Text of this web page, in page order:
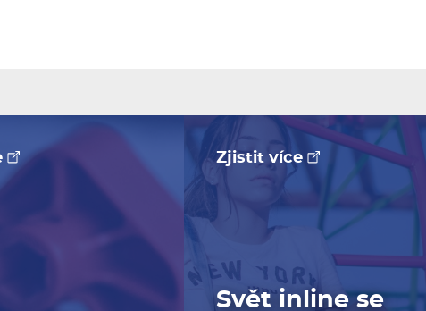
Zjistit více
Svět inline se